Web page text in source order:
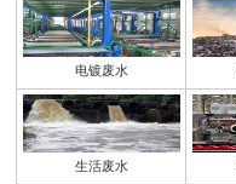
电镀废水
生活废水